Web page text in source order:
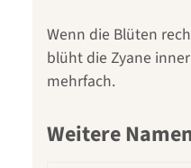
Wenn die Blüten
blüht die Zyane
mehrfach.
Weitere